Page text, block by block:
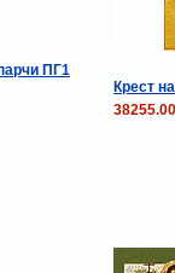
ПГ1
Крест